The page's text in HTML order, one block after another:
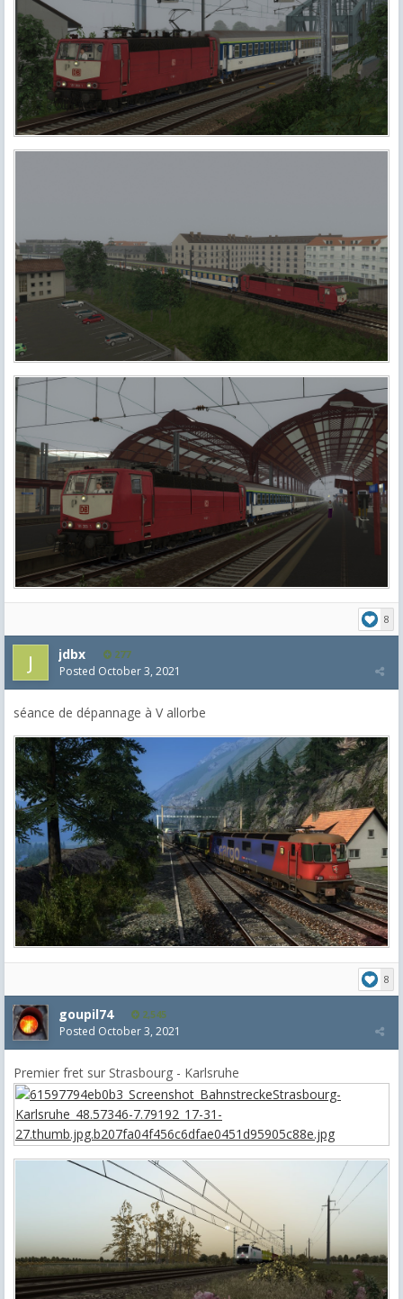
8
jdbx 277
Posted October 3, 2021
séance de dépannage à V allorbe
8
goupil74 2,545
Posted October 3, 2021
Premier fret sur Strasbourg - Karlsruhe